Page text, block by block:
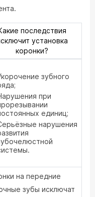
последствия
установка
коронки?
зубного
при
единиц;
нарушения
на передние
зубы исключат